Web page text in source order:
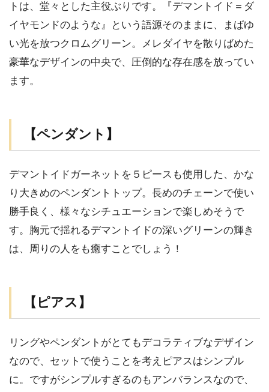
トは、堂々とした主役ぶりです。『デマントイド＝ダ
イヤモンドのような』という語源そのままに、まばゆ
い光を放つクロムグリーン。メレダイヤを散りばめた
豪華なデザインの中央で、圧倒的な存在感を放ってい
ます。
【ペンダント】
デマントイドガーネットを５ピースも使用した、かな
り大きめのペンダントトップ。長めのチェーンで使い
勝手良く、様々なシチュエーションで楽しめそうで
す。胸元で揺れるデマントイドの深いグリーンの輝き
は、周りの人をも癒すことでしょう！
【ピアス】
リングやペンダントがとてもデコラティブなデザイン
なので、セットで使うことを考えピアスはシンプル
に。ですがシンプルすぎるのもアンバランスなので、